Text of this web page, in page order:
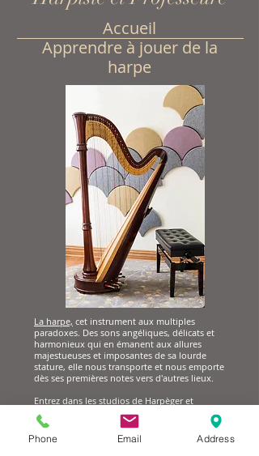
Accueil
Apprendre à jouer de la
harpe
La harpe, cet instrument aux multiples
paradoxes. Des sons angéliques, délicats et
harmonieux qui en émanent aux allures
majestueuses et imposantes de sa lourde
stature, elle nous transporte et nous emporte
dès ses premières notes vers d'autres lieux.
Entrez dans les studios de Harpèger et
découvrez en les merveilles...
Phone Email Address